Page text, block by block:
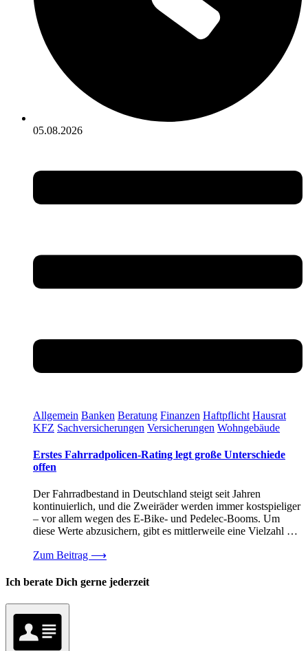
05.08.2026
Allgemein Banken Beratung Finanzen Haftpflicht Hausrat
KFZ Sachversicherungen Versicherungen Wohngebäude
Erstes Fahrradpolicen-Rating legt große Unterschiede
offen
Der Fahrradbestand in Deutschland steigt seit Jahren
kontinuierlich, und die Zweiräder werden immer kostspieliger
– vor allem wegen des E-Bike- und Pedelec-Booms. Um
diese Werte abzusichern, gibt es mittlerweile eine Vielzahl …
Zum Beitrag ⟶
Ich berate Dich gerne jederzeit